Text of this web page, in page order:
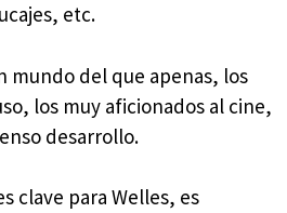
etc.
mundo del que apenas, los
los muy aficionados al cine,
desarrollo.
clave para Welles, es